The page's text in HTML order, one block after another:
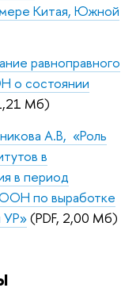
Китая, Южной
равноправного
о состоянии
Мб)
А.В, «Роль
в
в период
ООН по выработке
УР»(PDF, 2,00 Мб)